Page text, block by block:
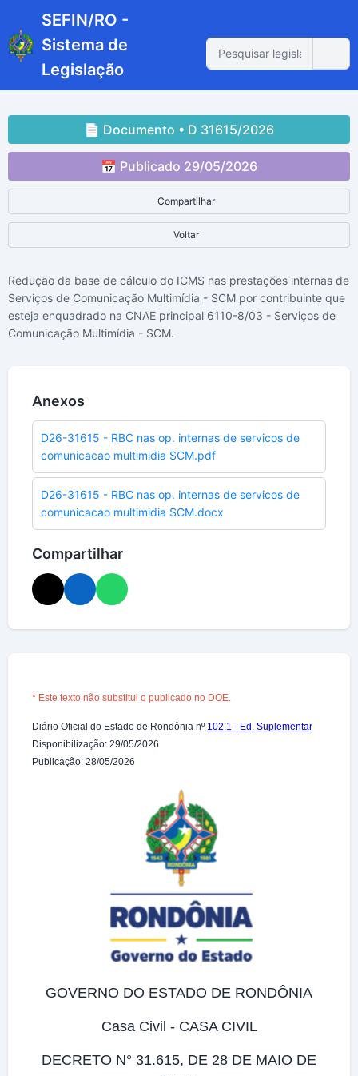
SEFIN/RO -
Sistema de
Legislação
📄 Documento • D 31615/2026
📅 Publicado 29/05/2026
Compartilhar
Voltar
Redução da base de cálculo do ICMS nas prestações internas de
Serviços de Comunicação Multimídia - SCM por contribuinte que
esteja enquadrado na CNAE principal 6110-8/03 - Serviços de
Comunicação Multimídia - SCM.
Anexos
D26-31615 - RBC nas op. internas de servicos de
comunicacao multimidia SCM.pdf
D26-31615 - RBC nas op. internas de servicos de
comunicacao multimidia SCM.docx
Compartilhar